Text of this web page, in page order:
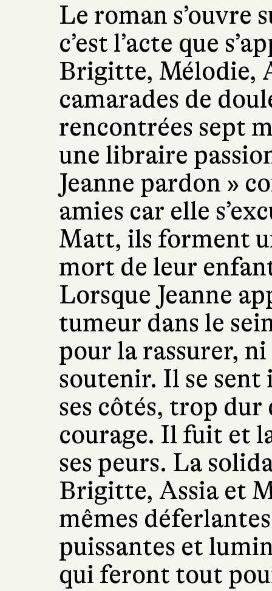
Le roman s’ouvre
c’est l’acte que
Brigitte, Mélodie,
camarades de
rencontrées sept
une libraire
Jeanne pardon »
amies car elle
Matt, ils forment
mort de leur
Lorsque Jeanne
tumeur dans le
pour la rassurer,
soutenir. Il se sent
ses côtés, trop dur
courage. Il fuit et
ses peurs. La
Brigitte, Assia et
mêmes
puissantes et
qui feront tout